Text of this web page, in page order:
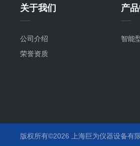
关于我们
公司介绍
荣誉资质
产
智能
版权所有©2026 上海巨为仪器设备